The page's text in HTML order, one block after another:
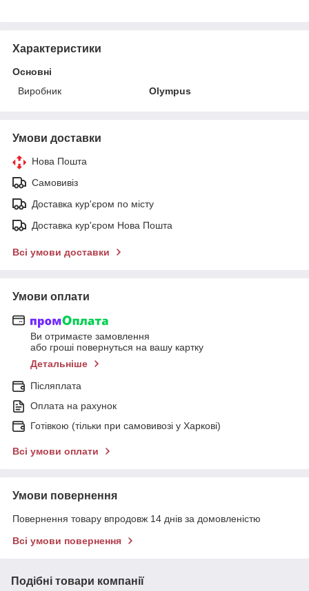
Характеристики
Основні
Виробник
Olympus
Умови доставки
Нова Пошта
Самовивіз
Доставка кур'єром по місту
Доставка кур'єром Нова Пошта
Всі умови доставки
Умови оплати
Ви отримаєте замовлення
або гроші повернуться на вашу картку
Детальніше
Післяплата
Оплата на рахунок
Готівкою (тільки при самовивозі у Харкові)
Всі умови оплати
Умови повернення
Повернення товару впродовж 14 днів за домовленістю
Всі умови повернення
Подібні товари компанії